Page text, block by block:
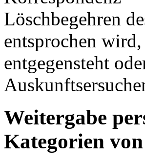
Löschbegehren
entsprochen
entgegensteht
Weitergabe
Kategorien